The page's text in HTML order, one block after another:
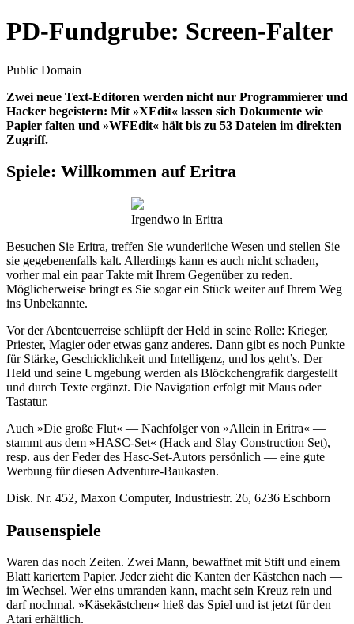
PD-Fundgrube: Screen-Falter
Public Domain
Zwei neue Text-Editoren werden nicht nur Programmierer und
Hacker begeistern: Mit »XEdit« lassen sich Dokumente wie
Papier falten und »WFEdit« hält bis zu 53 Dateien im direkten
Zugriff.
Spiele: Willkommen auf Eritra
Irgendwo in Eritra
Besuchen Sie Eritra, treffen Sie wunderliche Wesen und stellen Sie
sie gegebenenfalls kalt. Allerdings kann es auch nicht schaden,
vorher mal ein paar Takte mit Ihrem Gegenüber zu reden.
Möglicherweise bringt es Sie sogar ein Stück weiter auf Ihrem Weg
ins Unbekannte.
Vor der Abenteuerreise schlüpft der Held in seine Rolle: Krieger,
Priester, Magier oder etwas ganz anderes. Dann gibt es noch Punkte
für Stärke, Geschicklichkeit und Intelligenz, und los geht’s. Der
Held und seine Umgebung werden als Blöckchengrafik dargestellt
und durch Texte ergänzt. Die Navigation erfolgt mit Maus oder
Tastatur.
Auch »Die große Flut« — Nachfolger von »Allein in Eritra« —
stammt aus dem »HASC-Set« (Hack and Slay Construction Set),
resp. aus der Feder des Hasc-Set-Autors persönlich — eine gute
Werbung für diesen Adventure-Baukasten.
Disk. Nr. 452, Maxon Computer, Industriestr. 26, 6236 Eschborn
Pausenspiele
Waren das noch Zeiten. Zwei Mann, bewaffnet mit Stift und einem
Blatt kariertem Papier. Jeder zieht die Kanten der Kästchen nach —
im Wechsel. Wer eins umranden kann, macht sein Kreuz rein und
darf nochmal. »Käsekästchen« hieß das Spiel und ist jetzt für den
Atari erhältlich.